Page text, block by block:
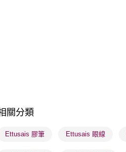
關分類
Ettusais 膠筆 Ettusais 眼線